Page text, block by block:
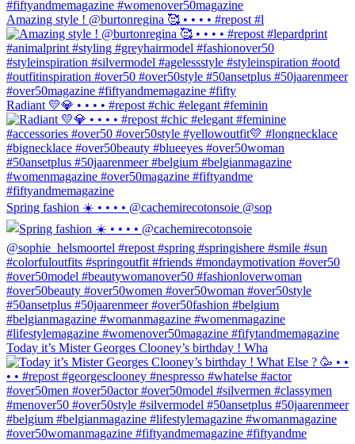
Amazing style ! @burtonregina 🥰 • • • • #repost #l
Radiant 💛💎 • • • • #repost #chic #elegant #feminin
Spring fashion ☀️ • • • • @cachemirecotonsoie @sop
Today it’s Mister Georges Clooney’s birthday ! Wha